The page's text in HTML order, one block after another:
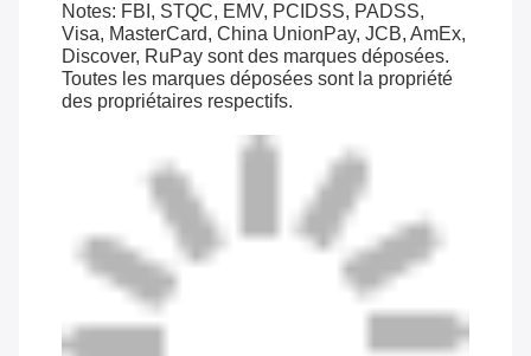
Notes: FBI, STQC, EMV, PCIDSS, PADSS,
Visa, MasterCard, China UnionPay, JCB, AmEx,
Discover, RuPay sont des marques déposées.
Toutes les marques déposées sont la propriété
des propriétaires respectifs.